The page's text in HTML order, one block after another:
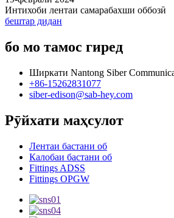
Интихоби лентаи самарабахши оббозӣ
бештар дидан
бо мо тамос гиред
Ширкати Nantong Siber
+86-15262831077
siber-edison@sab-hey.com
Рӯйхати маҳсулот
Лентаи бастани об
Калобаи бастани об
Fittings ADSS
Fittings OPGW